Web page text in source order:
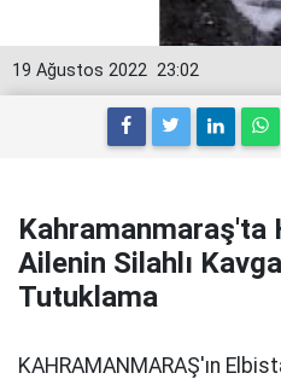
23:02
19 Ağustos 2022
Kahramanmaraş'ta
Ailenin Silahlı
Tutuklama
KAHRAMANMARAŞ'ın